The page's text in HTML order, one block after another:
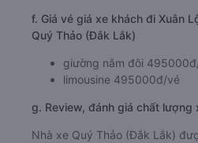
f. Giá vé giá xe khách đi Xuân
Quý Thảo (Đắk Lắk)
giường nằm đôi
limousine 495000đ/vé
g. Review, đánh giá chất lượng
Nhà xe Quý Thảo (Đắk Lắk)